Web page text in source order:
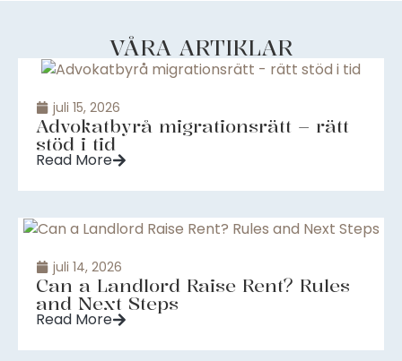
VÅRA ARTIKLAR
juli 15, 2026
Advokatbyrå migrationsrätt – rätt
stöd i tid
Read More
juli 14, 2026
Can a Landlord Raise Rent? Rules
and Next Steps
Read More